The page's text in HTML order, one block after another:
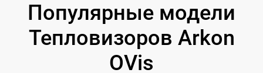
Популярные модели
Тепловизоров Arkon
OVis